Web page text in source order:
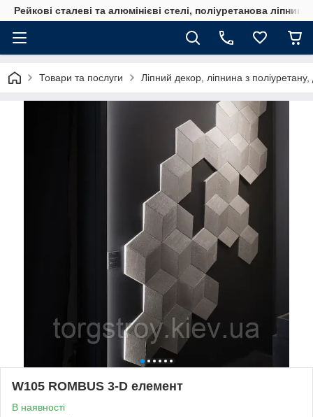
Рейкові сталеві та алюмінієві стелі, поліуретанова
Товари та послуги Ліпний декор, ліпнина з
W105 ROMBUS 3-D елемент
В наявності